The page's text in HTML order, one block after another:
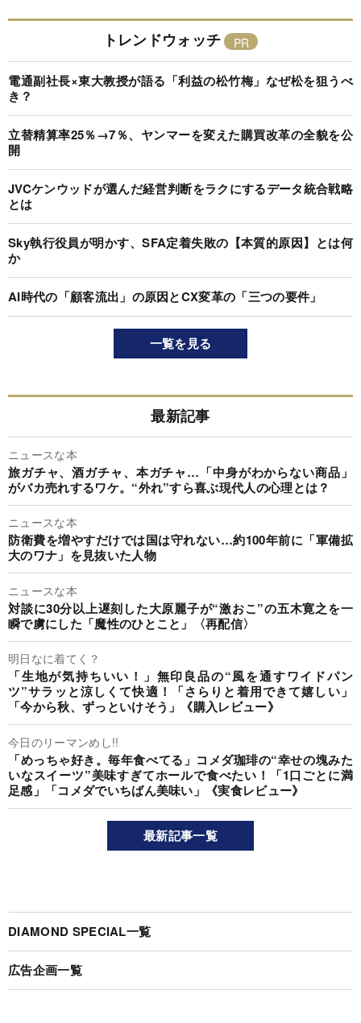
トレンドウォッチ
電通副社長×東大教授が語る「利益の松竹梅」なぜ松を狙うべ
き？
立替精算率25％→7％、ヤンマーを変えた購買改革の全貌を公
開
JVCケンウッドが選んだ経営判断をラクにするデータ統合戦略
とは
Sky執行役員が明かす、SFA定着失敗の【本質的原因】とは何
か
AI時代の「顧客流出」の原因とCX変革の「三つの要件」
一覧を見る
最新記事
ニュースな本
旅ガチャ、酒ガチャ、本ガチャ…「中身がわからない商品」
がバカ売れするワケ。“外れ”すら喜ぶ現代人の心理とは？
ニュースな本
防衛費を増やすだけでは国は守れない…約100年前に「軍備拡
大のワナ」を見抜いた人物
ニュースな本
対談に30分以上遅刻した大原麗子が“激おこ”の五木寛之を一
瞬で虜にした「魔性のひとこと」〈再配信〉
明日なに着てく？
「生地が気持ちいい！」無印良品の“風を通すワイドパン
ツ”サラッと涼しくて快適！「さらりと着用できて嬉しい」
「今から秋、ずっといけそう」《購入レビュー》
今日のリーマンめし!!
「めっちゃ好き。毎年食べてる」コメダ珈琲の“幸せの塊みた
いなスイーツ”美味すぎてホールで食べたい！「1口ごとに満
足感」「コメダでいちばん美味い」《実食レビュー》
最新記事一覧
DIAMOND SPECIAL一覧
広告企画一覧